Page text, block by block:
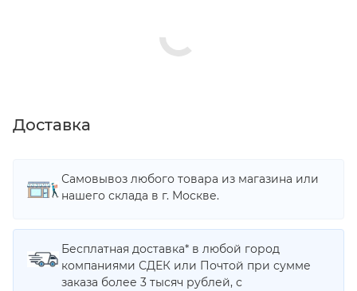
Доставка
Самовывоз любого товара из магазина или
нашего склада в г. Москве.
Бесплатная доставка* в любой город
компаниями СДЕК или Почтой при сумме
заказа более 3 тысяч рублей, с